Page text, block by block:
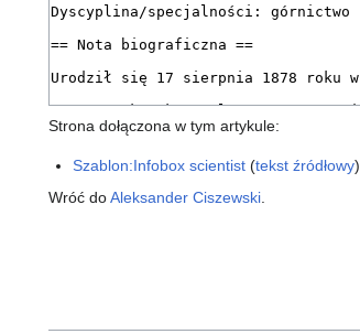
Strona dołączona w tym artykule:
Szablon:Infobox scientist (tekst źródłowy)
Wróć doAleksander Ciszewski